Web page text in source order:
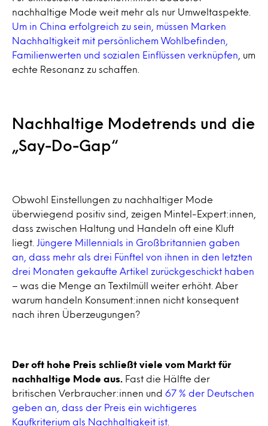
nachhaltige Mode weit mehr als nur Umweltaspekte.
Um in China erfolgreich zu sein, müssen Marken
Nachhaltigkeit mit persönlichem Wohlbefinden,
Familienwerten und sozialen Einflüssen verknüpfen , um
echte Resonanz zu schaffen.
Nachhaltige Modetrends und die
„Say-Do-Gap“
Obwohl Einstellungen zu nachhaltiger Mode
überwiegend positiv sind, zeigen Mintel-Expert:innen,
dass zwischen Haltung und Handeln oft eine Kluft
liegt.
Jüngere Millennials in Großbritannien gaben
an, dass mehr als drei Fünftel von ihnen in den letzten
drei Monaten gekaufte Artikel zurückgeschickt haben
– was die Menge an Textilmüll weiter erhöht. Aber
warum handeln Konsument:innen nicht konsequent
nach ihren Überzeugungen?
Der oft hohe Preis schließt viele vom Markt für
nachhaltige Mode aus.
Fast die Hälfte der
britischen Verbraucher:innen und 67 % der Deutschen
geben an, dass der Preis ein wichtigeres
Kaufkriterium als Nachhaltigkeit ist